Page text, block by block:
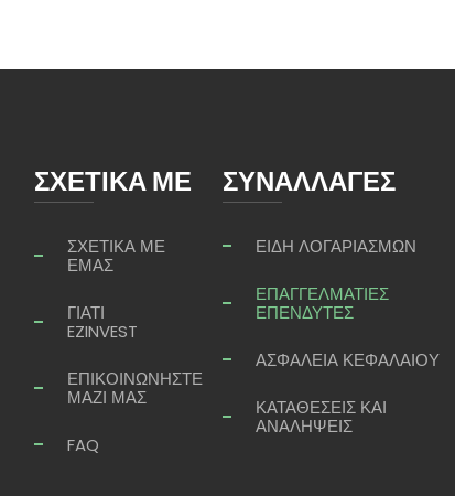
ΣΧΕΤΙΚΑ ΜΕ
ΣΧΕΤΙΚΑ ΜΕ
ΕΜΑΣ
ΓΙΑΤΙ
EZINVEST
ΕΠΙΚΟΙΝΩΝΗΣΤΕ
ΜΑΖΙ ΜΑΣ
FAQ
ΣΥΝΑΛΛΑΓΕΣ
ΕΙΔΗ ΛΟΓΑΡΙΑΣΜΩΝ
ΕΠΑΓΓΕΛΜΑΤΙΕΣ
ΕΠΕΝΔΥΤΕΣ
ΑΣΦΑΛΕΙΑ ΚΕΦΑΛΑΙΟΥ
ΚΑΤΑΘΕΣΕΙΣ ΚΑΙ
ΑΝΑΛΗΨΕΙΣ